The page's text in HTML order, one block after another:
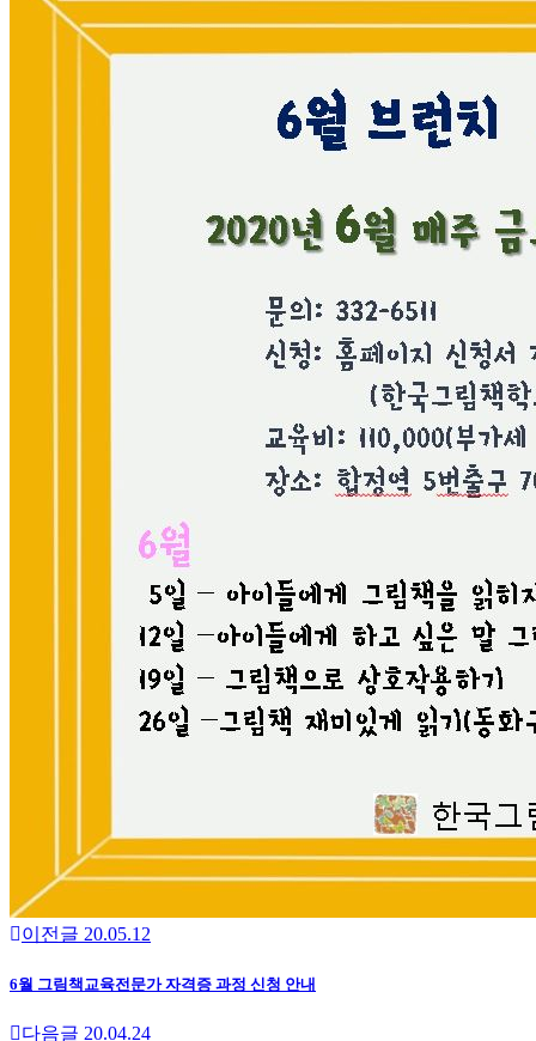
이전글 20.05.12
6월 그림책교육전문가 자격증 과정 신청 안내
다음글 20.04.24